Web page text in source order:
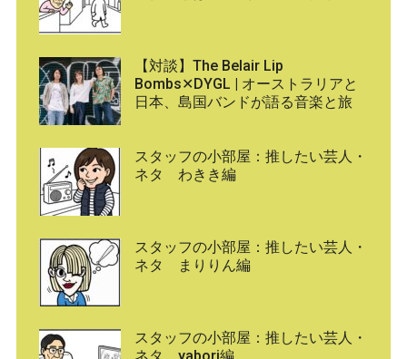
【対談】The Belair Lip
Bombs✕DYGL | オーストラリアと
日本、島国バンドが語る音楽と旅
スタッフの小部屋：推したい芸人・
ネタ わきき編
スタッフの小部屋：推したい芸人・
ネタ まりりん編
スタッフの小部屋：推したい芸人・